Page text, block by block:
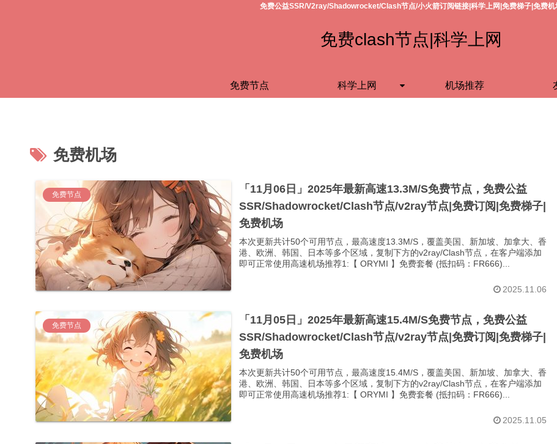
免费公益SSR/V2ray/Shadowrocket/Clash节点/小火箭订阅链接|科学上网|免费梯子|免费机
免费clash节点|科学上网
免费节点 科学上网 机场推荐
免费机场
免费节点
「11月06日」2025年最新高速13.3M/S免费节点，免费公益
SSR/Shadowrocket/Clash节点/v2ray节点|免费订阅|免费梯子|
免费机场
本次更新共计50个可用节点，最高速度13.3M/S，覆盖美国、新加坡、加拿大、香
港、欧洲、韩国、日本等多个区域，复制下方的v2ray/Clash节点，在客户端添加
即可正常使用高速机场推荐1:【 ORYMI 】免费套餐 (抵扣码：FR666)...
2025.11.06
免费节点
「11月05日」2025年最新高速15.4M/S免费节点，免费公益
SSR/Shadowrocket/Clash节点/v2ray节点|免费订阅|免费梯子|
免费机场
本次更新共计50个可用节点，最高速度15.4M/S，覆盖美国、新加坡、加拿大、香
港、欧洲、韩国、日本等多个区域，复制下方的v2ray/Clash节点，在客户端添加
即可正常使用高速机场推荐1:【 ORYMI 】免费套餐 (抵扣码：FR666)...
2025.11.05